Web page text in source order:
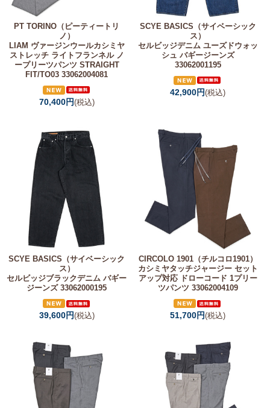
PT TORINO（ピーティートリ
ノ）
LIAM ヴァージンウールカシミヤ
ストレッチ ライトフランネル ノ
ープリーツパンツ STRAIGHT
FIT/TO03 33062004081
70,400円(税込)
SCYE BASICS（サイベーシック
ス）
セルビッジデニム ユーズドウォッ
シュ バギージーンズ
33062001195
42,900円(税込)
SCYE BASICS（サイベーシック
ス）
セルビッジブラックデニム バギー
ジーンズ 33062000195
39,600円(税込)
CIRCOLO 1901（チルコロ1901）
カシミヤタッチジャージー セット
アップ対応 ドローコード 1プリー
ツパンツ 33062004109
51,700円(税込)